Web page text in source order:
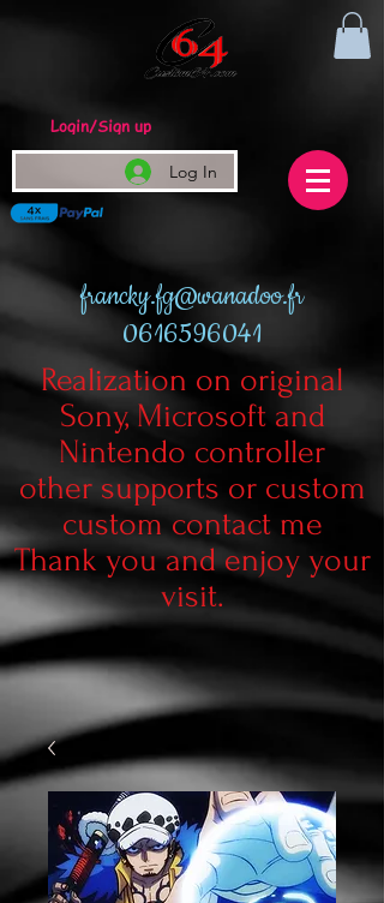
Login/Sign up
Log In
francky.fg@wanadoo.fr
0616596041
Realization on original
Sony, Microsoft and
Nintendo controller
other supports or custom
custom contact me
Thank you and enjoy your
visit.